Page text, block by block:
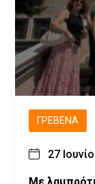
ΓΡΕΒΕΝΆ
27
Με